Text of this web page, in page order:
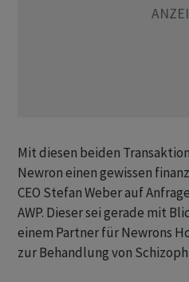
Mit diesen beiden
Newron einen gewissen
CEO Stefan Weber auf
AWP. Dieser sei gerade mit
einem Partner für Newrons
zur Behandlung von